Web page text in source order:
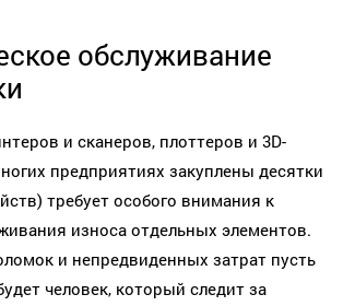
обслуживание
и сканеров, плоттеров и 3D-
предприятиях закуплены десятки
требует особого внимания к
износа отдельных элементов.
и непредвиденных затрат пусть
человек, который следит за